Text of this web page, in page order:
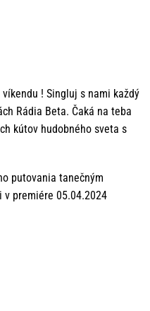
! Singluj s nami každý
Rádia Beta. Čaká na teba
kútov hudobného sveta s
putovania tanečným
premiére 05.04.2024